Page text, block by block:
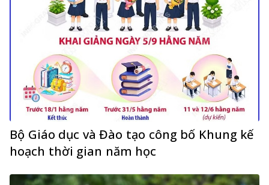
Bộ Giáo dục và Đào tạo công bố Khung kế
hoạch thời gian năm học